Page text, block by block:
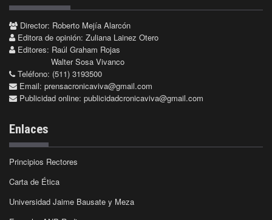
Director: Roberto Mejía Alarcón
Editora de opinión: Zuliana Lainez Otero
Editores: Raúl Graham Rojas
Walter Sosa Vivanco
Teléfono: (511) 3193500
Email: prensacronicaviva@gmail.com
Publicidad online: publicidadcronicaviva@gmail.com
Enlaces
Principios Rectores
Carta de Ética
Universidad Jaime Bausate y Meza